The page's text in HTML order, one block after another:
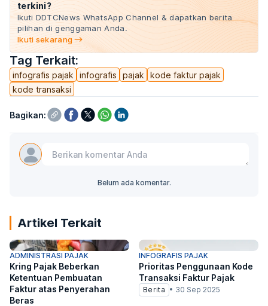
terkini?
Ikuti DDTCNews WhatsApp Channel & dapatkan berita
pilihan di genggaman Anda.
Ikuti sekarang
Tag Terkait:
infografis pajak infografis pajak
kode faktur pajak
kode transaksi
Bagikan:
Belum ada komentar.
Artikel Terkait
ADMINISTRASI PAJAK
Kring Pajak Beberkan
Ketentuan Pembuatan
Faktur atas Penyerahan
Beras
INFOGRAFIS PAJAK
Prioritas Penggunaan Kode
Transaksi Faktur Pajak
Berita • 30 Sep 2025